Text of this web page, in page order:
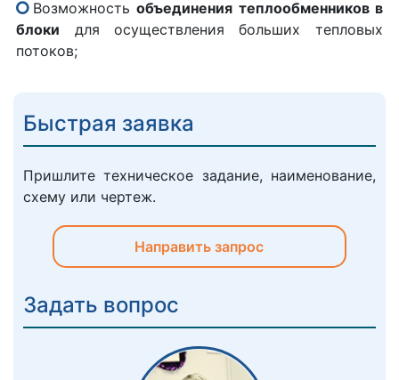
Возможностьобъединения теплообменников в
блоки для осуществления больших тепловых
потоков;
Быстрая заявка
Пришлите техническое задание, наименование,
схему или чертеж.
Направить запрос
Задать вопрос